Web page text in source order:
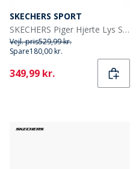
SKECHERS SPORT
SKECHERS Piger Hjerte Lys Simply Love Sneakers Sølv
Vejl. pris529,99 kr.
Spare180,00 kr.
Current
349,99 kr.